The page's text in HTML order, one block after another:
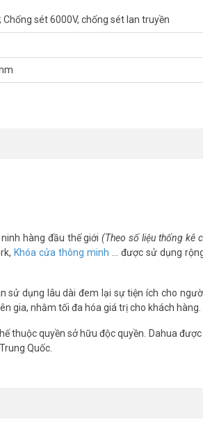
sét 6000V, chống sét lan truyền
hàng đầu thế giới(Theo số liệu thống kê
Khóa cửa thông minh … được sử dụng
sử dụng lâu dài đem lại sự tiện ích cho
gia, nhằm tối đa hóa giá trị cho khách hàng.
thuộc quyền sở hữu độc quyền. Dahua được
Quốc.